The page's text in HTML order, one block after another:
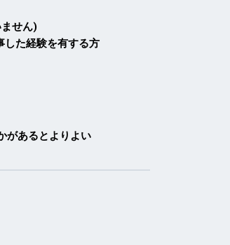
せん)
した経験を有する方
があるとよりよい